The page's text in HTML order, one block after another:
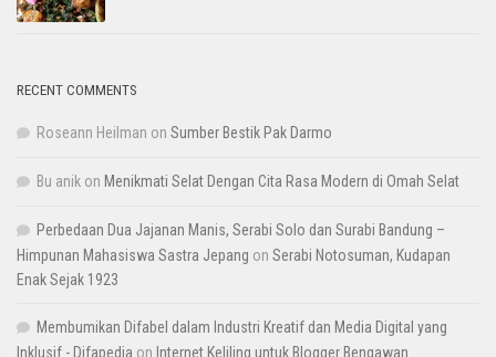
RECENT COMMENTS
Roseann Heilman on Sumber Bestik Pak Darmo
Bu anik on Menikmati Selat Dengan Cita Rasa Modern di Omah Selat
Perbedaan Dua Jajanan Manis, Serabi Solo dan Surabi Bandung –
Himpunan Mahasiswa Sastra Jepang on Serabi Notosuman, Kudapan
Enak Sejak 1923
Membumikan Difabel dalam Industri Kreatif dan Media Digital yang
Inklusif - Difapedia on Internet Keliling untuk Blogger Bengawan